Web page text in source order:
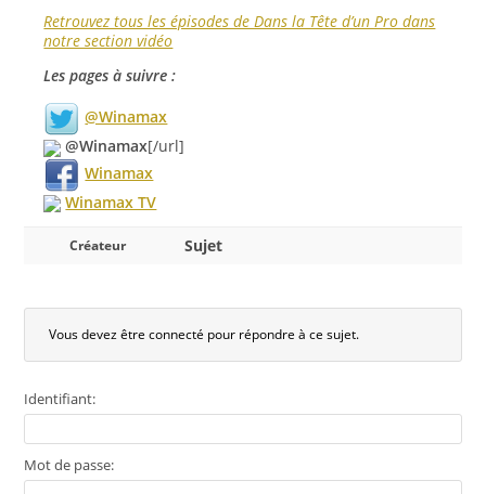
Retrouvez tous les épisodes de Dans la Tête d’un Pro dans
notre section vidéo
Les pages à suivre :
@Winamax
@Winamax[/url]
Winamax
Winamax TV
Créateur Sujet
Vous devez être connecté pour répondre à ce sujet.
Identifiant:
Mot de passe: